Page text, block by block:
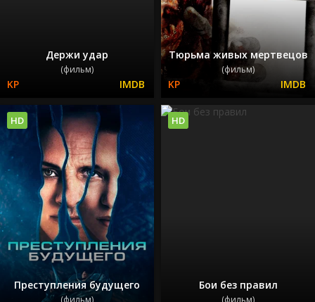
Держи удар
(фильм)
Тюрьма живых мертвецов
(фильм)
Преступления будущего
(фильм)
HD
Бои без правил
(фильм)
HD